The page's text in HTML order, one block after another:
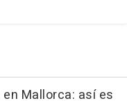
en Mallorca: así es